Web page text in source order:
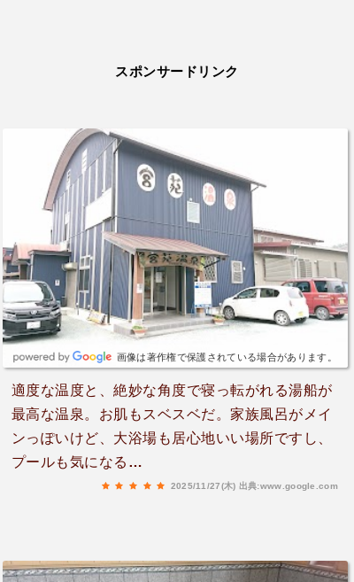
スポンサードリンク
画像は著作権で保護されている場合があります。
適度な温度と、絶妙な角度で寝っ転がれる湯船が
最高な温泉。お肌もスベスベだ。家族風呂がメイ
ンっぽいけど、大浴場も居心地いい場所ですし、
プールも気になる…
2025/11/27(木) 出典:www.google.com